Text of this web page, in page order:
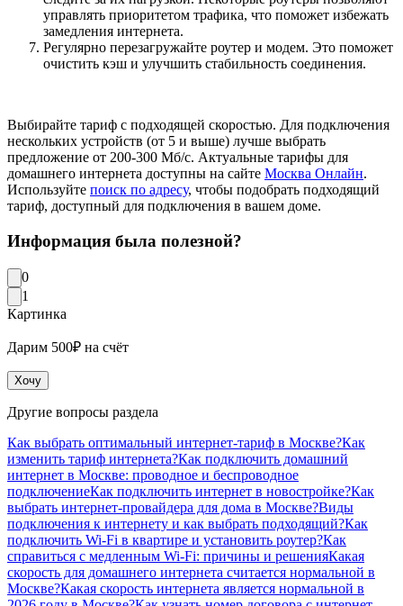
управлять приоритетом трафика, что поможет избежать
замедления интернета.
Регулярно перезагружайте роутер и модем. Это поможет
очистить кэш и улучшить стабильность соединения.
Выбирайте тариф с подходящей скоростью. Для подключения
нескольких устройств (от 5 и выше) лучше выбрать
предложение от 200-300 Мб/с. Актуальные тарифы для
домашнего интернета доступны на сайте Москва Онлайн.
Используйте поиск по адресу, чтобы подобрать подходящий
тариф, доступный для подключения в вашем доме.
Информация была полезной?
0
1
Картинка
Дарим 500₽ на счёт
Хочу
Другие вопросы раздела
Как выбрать оптимальный интернет-тариф в Москве?Как
изменить тариф интернета?Как подключить домашний
интернет в Москве: проводное и беспроводное
подключениеКак подключить интернет в новостройке?Как
выбрать интернет-провайдера для дома в Москве?Виды
подключения к интернету и как выбрать подходящий?Как
подключить Wi-Fi в квартире и установить роутер?Как
справиться с медленным Wi-Fi: причины и решенияКакая
скорость для домашнего интернета считается нормальной в
Москве?Какая скорость интернета является нормальной в